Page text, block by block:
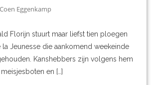
Coen Eggenkamp
Florijn stuurt maar liefst tien ploegen
Jeunesse die aankomend weekeinde
Kanshebbers zijn volgens hem
en […]